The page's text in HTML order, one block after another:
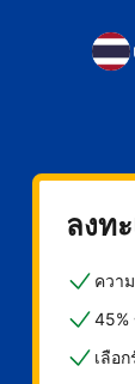
ลงท
ควา
45%
เลือ